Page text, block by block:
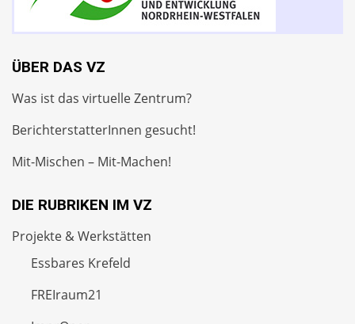
ÜBER DAS VZ
Was ist das virtuelle Zentrum?
BerichterstatterInnen gesucht!
Mit-Mischen – Mit-Machen!
DIE RUBRIKEN IM VZ
Projekte & Werkstätten
Essbares Krefeld
FREIraum21